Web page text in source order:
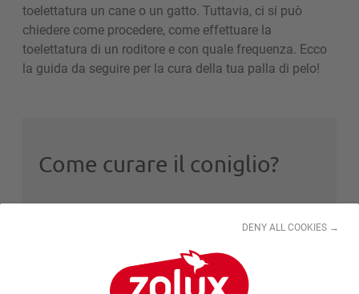
DENY ALL COOKIES →
toelettatura un cane o un gatto. Tuttavia, ci si può
chiedere come procedere, come effettuare la
toelettatura di un roditore e con quale frequenza. Ecco
la guida da seguire per la cura della tua palla di pelo!
Come curare il coniglio?